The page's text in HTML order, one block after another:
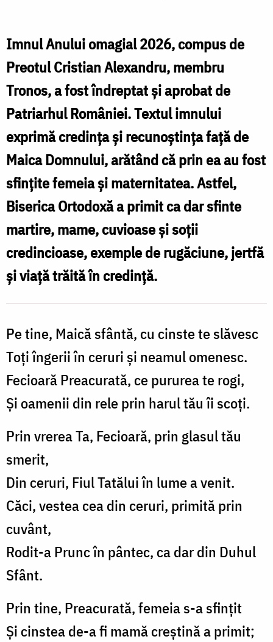
al
pastorației
familiei
creștine
Foto:
Mihail
Vrăjitoru
Imnul Anului omagial 2026, compus de
Preotul Cristian Alexandru, membru
Tronos, a fost îndreptat și aprobat de
Patriarhul României.Textul imnului
exprimă credința și recunoștința față de
Maica Domnului, arătând că prin ea au fost
sfințite femeia și maternitatea. Astfel,
Biserica Ortodoxă a primit ca dar sfinte
martire, mame, cuvioase și soții
credincioase, exemple de rugăciune, jertfă
și viață trăită în credință.
Pe tine, Maică sfântă, cu cinste te slăvesc
Toți îngerii în ceruri și neamul omenesc.
Fecioară Preacurată, ce pururea te rogi,
Și oamenii din rele prin harul tău îi scoți.
Prin vrerea Ta, Fecioară, prin glasul tău
smerit,
Din ceruri, Fiul Tatălui în lume a venit.
Căci, vestea cea din ceruri, primită prin
cuvânt,
Rodit-a Prunc în pântec, ca dar din Duhul
Sfânt.
Prin tine, Preacurată, femeia s-a sfințit
Și cinstea de-a fi mamă creștină a primit;